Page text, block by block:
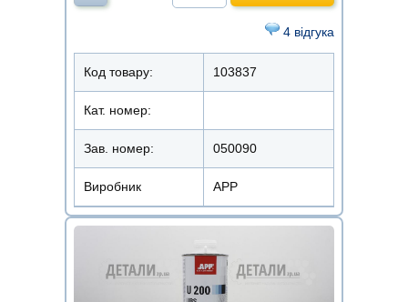
4 відгука
Код товару: 103837
Кат. номер:
Зав. номер: 050090
Виробник APP